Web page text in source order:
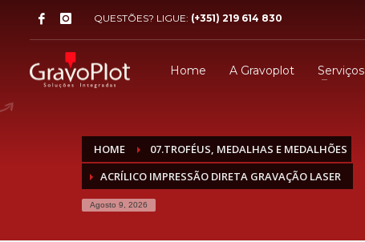
QUESTÕES? LIGUE: (+351) 219 614 830
Home A Gravoplot Serviços
HOME
07.TROFÉUS, MEDALHAS E MEDALHÕES
ACRÍLICO IMPRESSÃO DIRETA GRAVAÇÃO LASER
Agosto 9, 2026